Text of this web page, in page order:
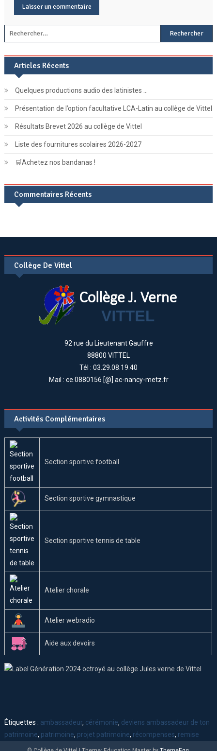
Rechercher :
Articles Récents
Quelques productions audio des latinistes …
Présentation de l’option facultative LCA-Latin au collège de Vittel
Résultats Brevet 2026 au collège de Vittel
Liste des fournitures scolaires 2026-2027
🛒Achetez nos bandanas !
Commentaires Récents
Collège De Vittel
92 rue du Lieutenant Gauffre
88800 VITTEL
Tél : 03.29.08.19.40
Mail : ce.0880156 [@] ac-nancy-metz.fr
Activités Complémentaires
Section sportive football
Section sportive gymnastique
Section sportive tennis de table
Atelier chorale
Atelier webradio
Aide aux devoirs
Étiquettes : ambassadeur, cérémonie, deviens ambassadeur de ton
patrimoine, patrimoine, projet patrimoine, récompenses, remise